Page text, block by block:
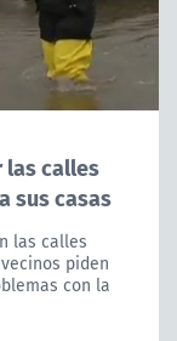
las calles
sus casas
las calles
piden
con la